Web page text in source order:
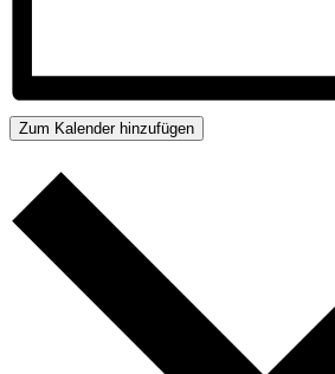
Zum Kalender hinzufügen